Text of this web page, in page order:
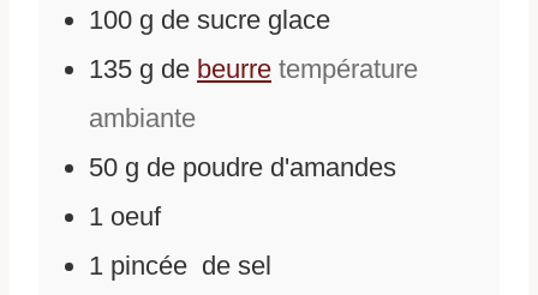
100 g de sucre glace
135 g de beurre température
ambiante
50 g de poudre d'amandes
1 oeuf
1 pincée de sel